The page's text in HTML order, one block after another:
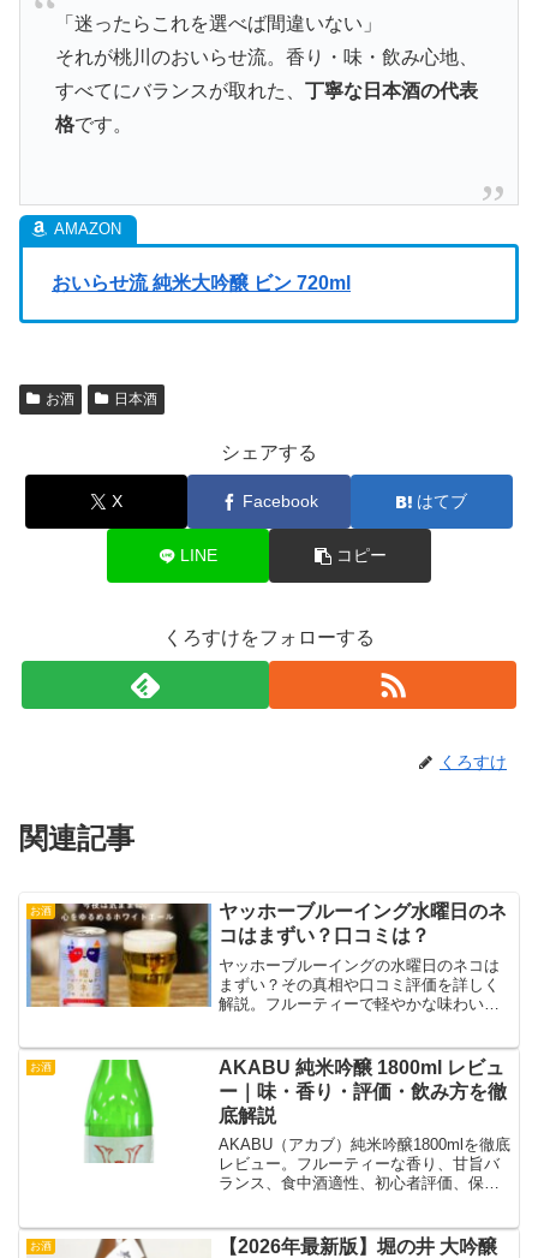
「迷ったらこれを選べば間違いない」
それが桃川のおいらせ流。香り・味・飲み心地、
すべてにバランスが取れた、 丁寧な日本酒の代表
格です。
おいらせ流 純米大吟醸 ビン 720ml
お酒 日本酒
シェアする
X Facebook はてブ
LINE コピー
くろすけをフォローする
くろすけ
関連記事
お酒
ヤッホーブルーイング水曜日のネ
コはまずい？口コミは？
ヤッホーブルーイングの水曜日のネコは
まずい？その真相や口コミ評価を詳しく
解説。フルーティーで軽やかな味わいが
お酒
AKABU 純米吟醸 1800ml レビュ
ー｜味・香り・評価・飲み方を徹
底解説
AKABU（アカブ）純米吟醸1800mlを徹底
レビュー。フルーティーな香り、甘旨バ
ランス、食中酒適性、初心者評価、保存
お酒
【2026年最新版】堀の井 大吟醸